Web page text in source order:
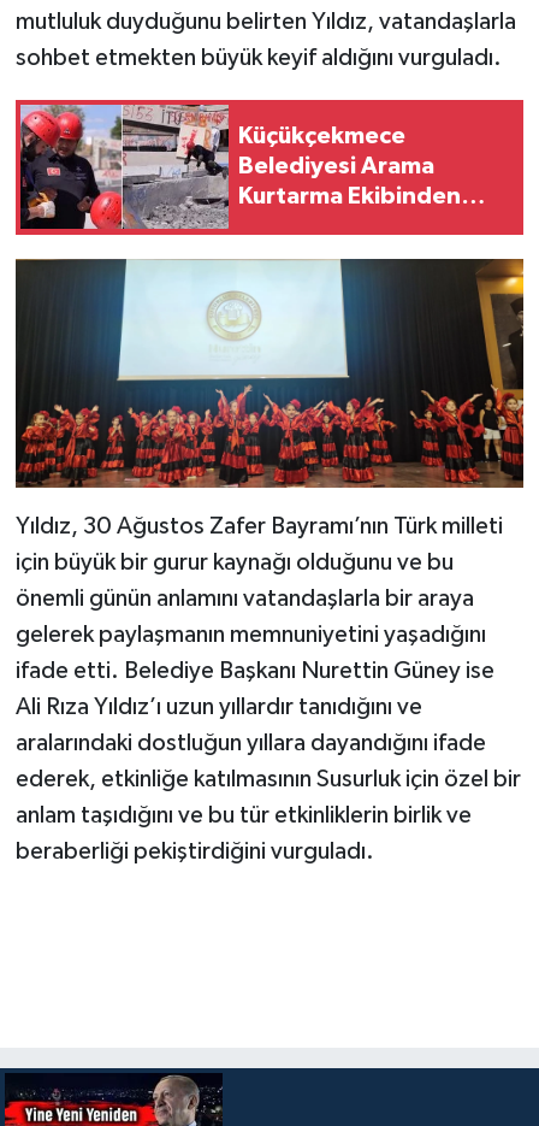
mutluluk duyduğunu belirten Yıldız, vatandaşlarla
sohbet etmekten büyük keyif aldığını vurguladı.
Küçükçekmece
Belediyesi Arama
Kurtarma Ekibinden
Karşı Tam Hazırlık
Yıldız, 30 Ağustos Zafer Bayramı’nın Türk milleti
için büyük bir gurur kaynağı olduğunu ve bu
önemli günün anlamını vatandaşlarla bir araya
gelerek paylaşmanın memnuniyetini yaşadığını
ifade etti. Belediye Başkanı Nurettin Güney ise
Ali Rıza Yıldız’ı uzun yıllardır tanıdığını ve
aralarındaki dostluğun yıllara dayandığını ifade
ederek, etkinliğe katılmasının Susurluk için özel bir
anlam taşıdığını ve bu tür etkinliklerin birlik ve
beraberliği pekiştirdiğini vurguladı.